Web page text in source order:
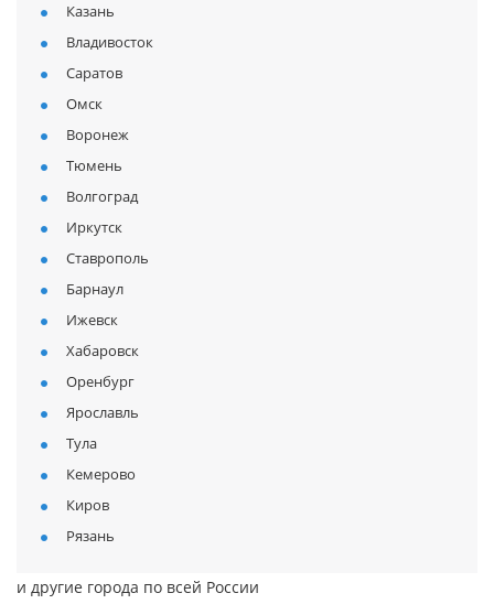
Казань
Владивосток
Саратов
Омск
Воронеж
Тюмень
Волгоград
Иркутск
Ставрополь
Барнаул
Ижевск
Хабаровск
Оренбург
Ярославль
Тула
Кемерово
Киров
Рязань
и другие города по всей России